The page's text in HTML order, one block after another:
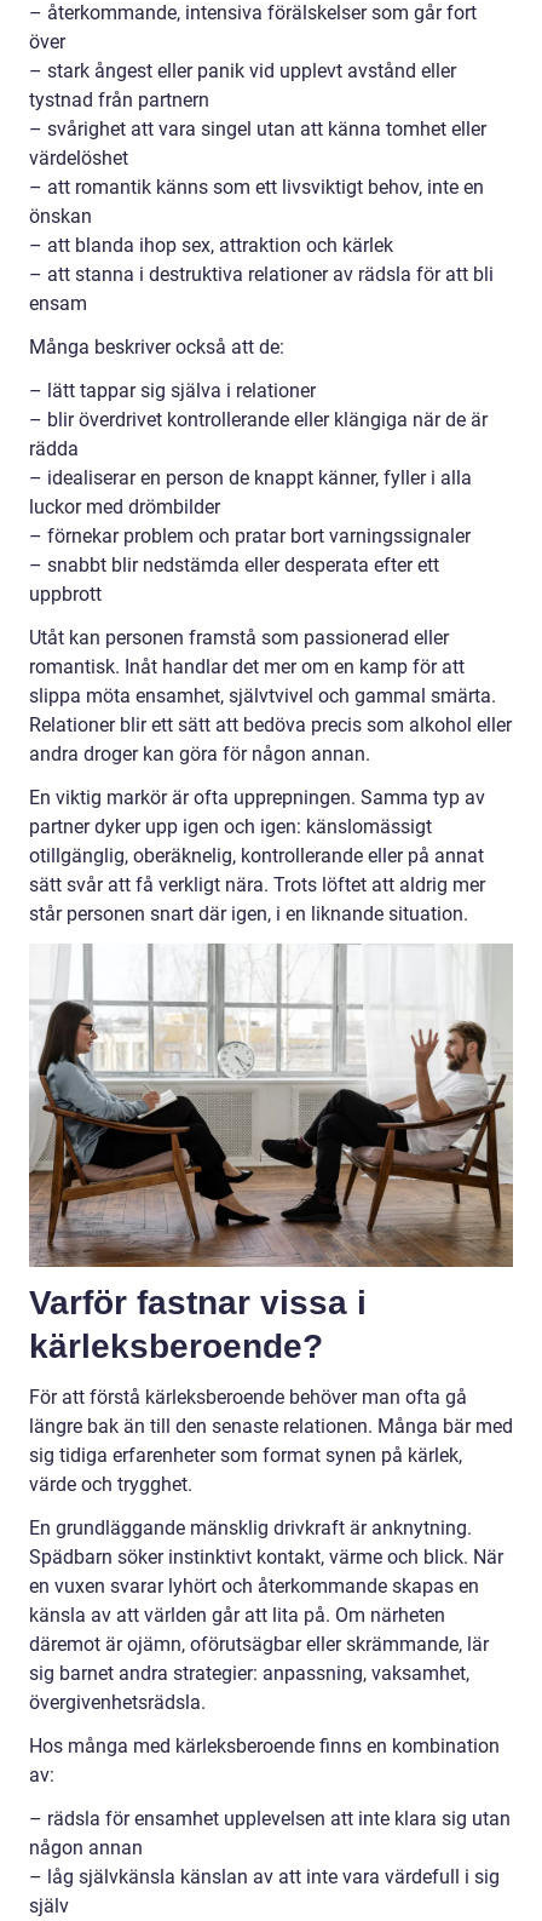
– återkommande, intensiva förälskelser som går fort
över
– stark ångest eller panik vid upplevt avstånd eller
tystnad från partnern
– svårighet att vara singel utan att känna tomhet eller
värdelöshet
– att romantik känns som ett livsviktigt behov, inte en
önskan
– att blanda ihop sex, attraktion och kärlek
– att stanna i destruktiva relationer av rädsla för att bli
ensam
Många beskriver också att de:
– lätt tappar sig själva i relationer
– blir överdrivet kontrollerande eller klängiga när de är
rädda
– idealiserar en person de knappt känner, fyller i alla
luckor med drömbilder
– förnekar problem och pratar bort varningssignaler
– snabbt blir nedstämda eller desperata efter ett
uppbrott
Utåt kan personen framstå som passionerad eller
romantisk. Inåt handlar det mer om en kamp för att
slippa möta ensamhet, självtvivel och gammal smärta.
Relationer blir ett sätt att bedöva precis som alkohol eller
andra droger kan göra för någon annan.
En viktig markör är ofta upprepningen. Samma typ av
partner dyker upp igen och igen: känslomässigt
otillgänglig, oberäknelig, kontrollerande eller på annat
sätt svår att få verkligt nära. Trots löftet att aldrig mer
står personen snart där igen, i en liknande situation.
Varför fastnar vissa i
kärleksberoende?
För att förstå kärleksberoende behöver man ofta gå
längre bak än till den senaste relationen. Många bär med
sig tidiga erfarenheter som format synen på kärlek,
värde och trygghet.
En grundläggande mänsklig drivkraft är anknytning.
Spädbarn söker instinktivt kontakt, värme och blick. När
en vuxen svarar lyhört och återkommande skapas en
känsla av att världen går att lita på. Om närheten
däremot är ojämn, oförutsägbar eller skrämmande, lär
sig barnet andra strategier: anpassning, vaksamhet,
övergivenhetsrädsla.
Hos många med kärleksberoende finns en kombination
av:
– rädsla för ensamhet upplevelsen att inte klara sig utan
någon annan
– låg självkänsla känslan av att inte vara värdefull i sig
själv